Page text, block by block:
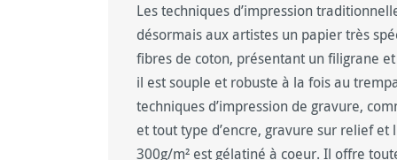
Les techniques d’impression
désormais aux artistes un papier très
fibres de coton, présentant un filigrane
il est souple et robuste à la fois au
techniques d’impression de gravure,
et tout type d’encre, gravure sur relief
300g/m² est gélatiné à coeur. Il offre